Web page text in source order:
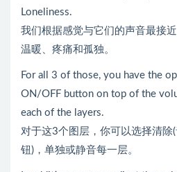
Loneliness.
我们根据感觉与它们的声音最接
温暖、疼痛和孤独。
For all 3 of those, you have the
ON/OFF button on top of the
each of the layers.
对于这3个图层，你可以选择清
钮)，单独或静音每一层。